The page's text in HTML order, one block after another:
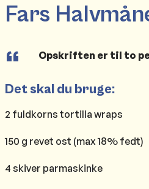
Fars
Opskriften er til to
Det skal du bruge:
2 fuldkorns tortilla wraps
150 g revet ost (max 18% fedt)
4 skiver parmaskinke